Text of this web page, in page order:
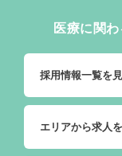
医療に関
採用情報一覧を
エリアから求人